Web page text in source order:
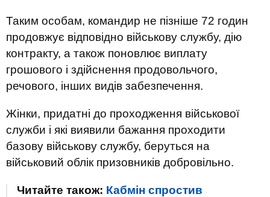
Таким особам, командир не пізніше 72 годин
продовжує відповідно військову службу, дію
контракту, а також поновлює виплату
грошового і здійснення продовольчого,
речового, інших видів забезпечення.
Жінки, придатні до проходження військової
служби і які виявили бажання проходити
базову військову службу, беруться на
військовий облік призовників добровільно.
Читайте також: Кабмін спростив